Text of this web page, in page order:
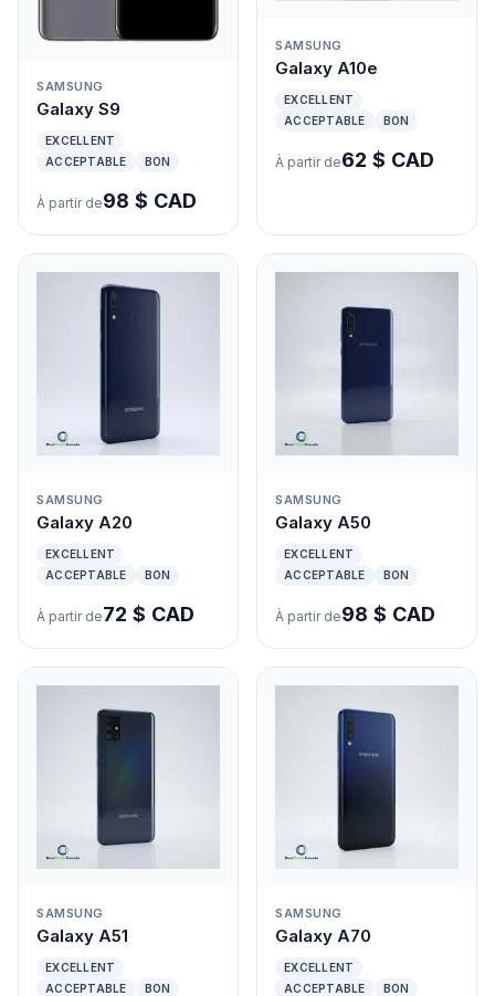
SAMSUNG
Galaxy S9
EXCELLENT
ACCEPTABLE
BON
À partir de98 $ CAD
SAMSUNG
Galaxy A10e
EXCELLENT
ACCEPTABLE
BON
À partir de62 $ CAD
SAMSUNG
Galaxy A20
EXCELLENT
ACCEPTABLE
BON
À partir de72 $ CAD
SAMSUNG
Galaxy A50
EXCELLENT
ACCEPTABLE
BON
À partir de98 $ CAD
SAMSUNG
Galaxy A51
EXCELLENT
ACCEPTABLE
BON
SAMSUNG
Galaxy A70
EXCELLENT
ACCEPTABLE
BON